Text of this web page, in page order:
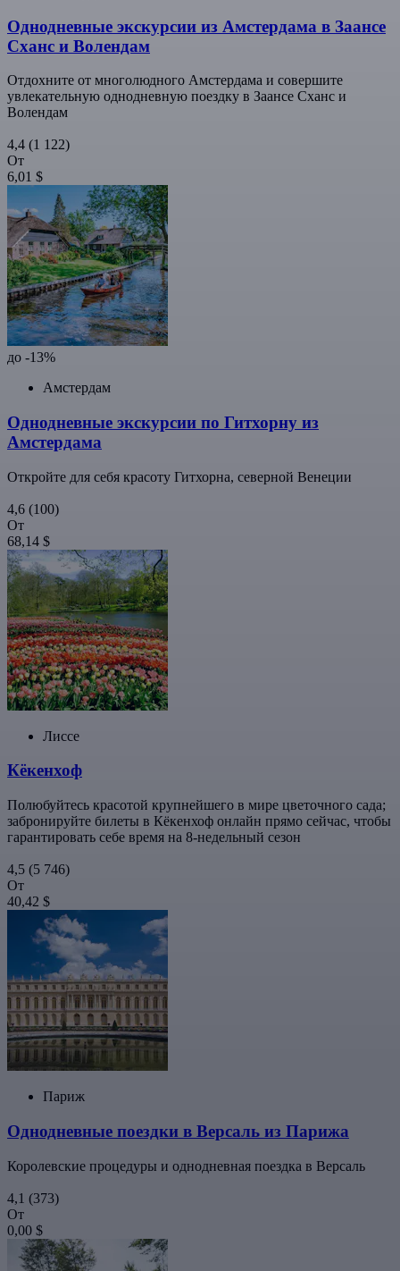
Однодневные экскурсии из Амстердама в Заансе
Сханс и Волендам
Отдохните от многолюдного Амстердама и совершите
увлекательную однодневную поездку в Заансе Сханс и
Волендам
4,4 (1 122)
От
6,01 $
до -13%
Амстердам
Однодневные экскурсии по Гитхорну из
Амстердама
Откройте для себя красоту Гитхорна, северной Венеции
4,6 (100)
От
68,14 $
Лиссе
Кёкенхоф
Полюбуйтесь красотой крупнейшего в мире цветочного сада;
забронируйте билеты в Кёкенхоф онлайн прямо сейчас, чтобы
гарантировать себе время на 8-недельный сезон
4,5 (5 746)
От
40,42 $
Париж
Однодневные поездки в Версаль из Парижа
Королевские процедуры и однодневная поездка в Версаль
4,1 (373)
От
0,00 $